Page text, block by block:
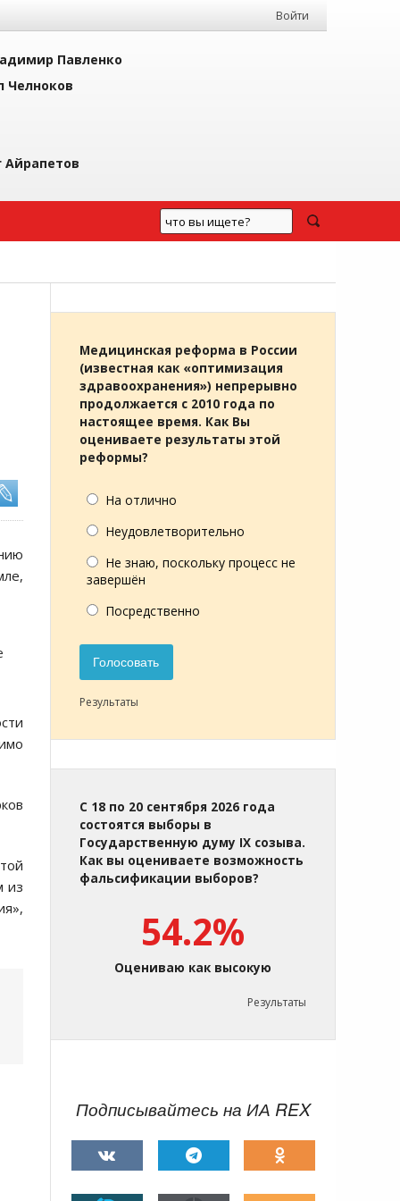
Войти
Павленко
Челноков
Айрапетов
из
Медицинская реформа в России
(известная как «оптимизация
здравоохранения») непрерывно
продолжается с 2010 года по
настоящее время. Как Вы
оцениваете результаты этой
реформы?
На отлично
Неудовлетворительно
Не знаю, поскольку процесс не
завершён
Посредственно
Голосовать
Результаты
С 18 по 20 сентября 2026 года
состоятся выборы в
Государственную думу IX созыва.
Как вы оцениваете возможность
фальсификации выборов?
54.2%
Оцениваю как высокую
Результаты
Подписывайтесь на ИА REX